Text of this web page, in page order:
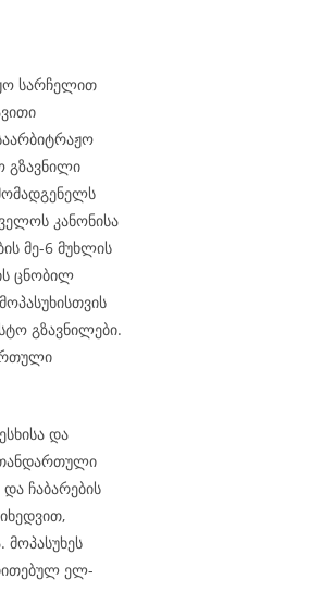
სარჩელით
გზავნილი
კანონისა
მე-6 მუხლის
ცნობილ
გზავნილები.
და
თანდართული
ჩაბარების
ელ-